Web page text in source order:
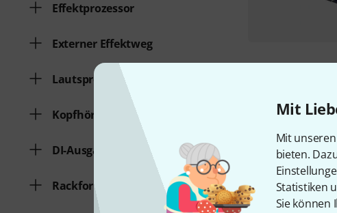
Mit
Mit
bieten.
Statistiken
Sie können
Effektprozessor
Externer Effektweg
Lautsprecheranschluss
Kopfhöreranschluss
DI-Ausgang
Rackformat